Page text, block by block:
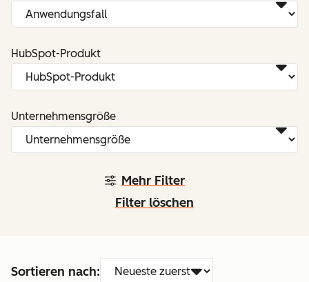
Mehr Filter
HubSpot-Produkt
Unternehmensgröße
Filter löschen
Sortieren nach: